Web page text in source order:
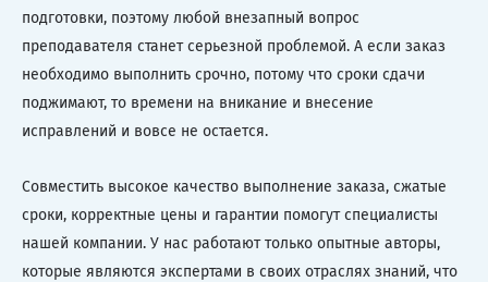
подготовки, поэтому любой внезапный вопрос
преподавателя станет серьезной проблемой. А если заказ
необходимо выполнить срочно, потому что сроки сдачи
поджимают, то времени на вникание и внесение
исправлений и вовсе не остается.
Совместить высокое качество выполнение заказа, сжатые
сроки, корректные цены и гарантии помогут специалисты
нашей компании. У нас работают только опытные авторы,
которые являются экспертами в своих отраслях знаний, что